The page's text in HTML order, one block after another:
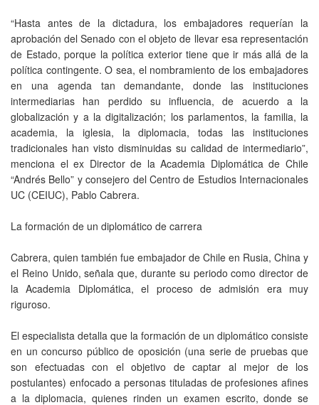
“Hasta antes de la dictadura, los embajadores requerían la
aprobación del Senado con el objeto de llevar esa representación
de Estado, porque la política exterior tiene que ir más allá de la
política contingente. O sea, el nombramiento de los embajadores
en una agenda tan demandante, donde las instituciones
intermediarias han perdido su influencia, de acuerdo a la
globalización y a la digitalización; los parlamentos, la familia, la
academia, la iglesia, la diplomacia, todas las instituciones
tradicionales han visto disminuidas su calidad de intermediario”,
menciona el ex Director de la Academia Diplomática de Chile
“Andrés Bello” y consejero del Centro de Estudios Internacionales
UC (CEIUC), Pablo Cabrera.
La formación de un diplomático de carrera
Cabrera, quien también fue embajador de Chile en Rusia, China y
el Reino Unido, señala que, durante su periodo como director de
la Academia Diplomática, el proceso de admisión era muy
riguroso.
El especialista detalla que la formación de un diplomático consiste
en un concurso público de oposición (una serie de pruebas que
son efectuadas con el objetivo de captar al mejor de los
postulantes) enfocado a personas tituladas de profesiones afines
a la diplomacia, quienes rinden un examen escrito, donde se